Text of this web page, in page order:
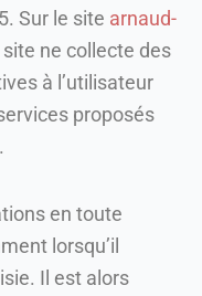
Sur le site arnaud-
ne collecte des
à l’utilisateur
proposés
.
en toute
lorsqu’il
Il est alors